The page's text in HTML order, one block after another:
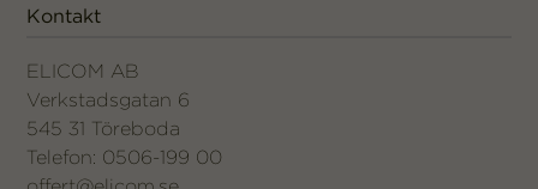
Kontakt
ELICOM AB
Verkstadsgatan 6
545 31 Töreboda
Telefon: 0506-199 00